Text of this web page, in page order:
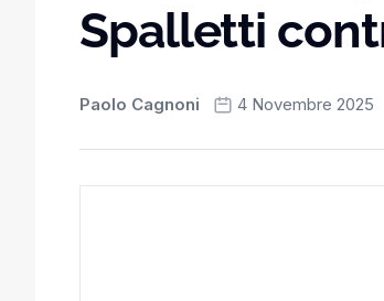
Spalletti
Paolo Cagnoni 4 Novembre 2025